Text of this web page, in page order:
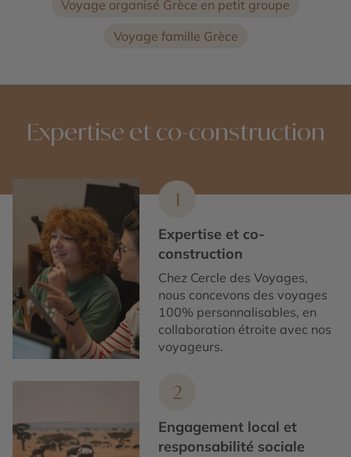
Voyage organisé Grèce en petit groupe
Voyage famille Grèce
Expertise et co-construction
1
Expertise et co-
construction
Chez Cercle des Voyages,
nous concevons des voyages
100% personnalisables, en
collaboration étroite avec nos
voyageurs.
2
Engagement local et
responsabilité sociale